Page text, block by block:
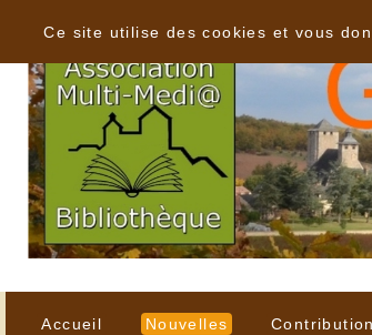
Accueil Nouvelles
Ce site utilise des cookies et vous